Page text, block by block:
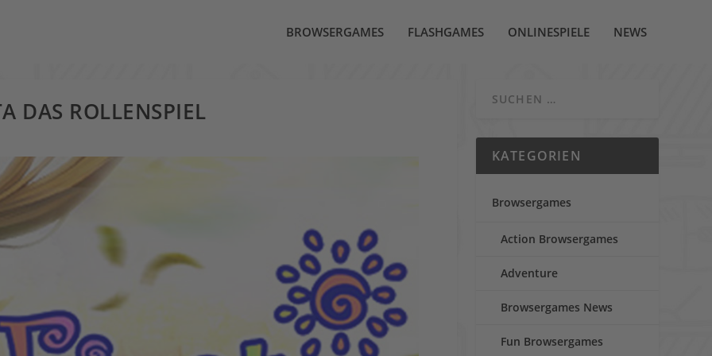
BROWSERGAMES FLASHGAMES ONLINESPIELE NEWS
DAS ROLLENSPIEL
KATEGORIEN
Browsergames
Action Browsergames
Adventure
Browsergames News
Fun Browsergames